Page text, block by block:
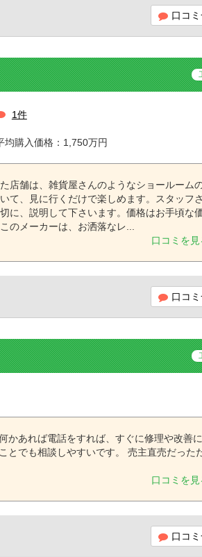
口コ
1件
均購入価格： 1,750万円
店舗は、雑貨屋さんのようなショールーム
て、見に行くだけで楽しめます。スタッフさ
に、説明して下さいます。価格はお手頃な
のメーカーは、お洒落なレ...
口コミを見
口コ
かあれば電話をすれば、すぐに修理や改善に
とでも相談しやすいです。 売主直売だった
口コミを見
口コ